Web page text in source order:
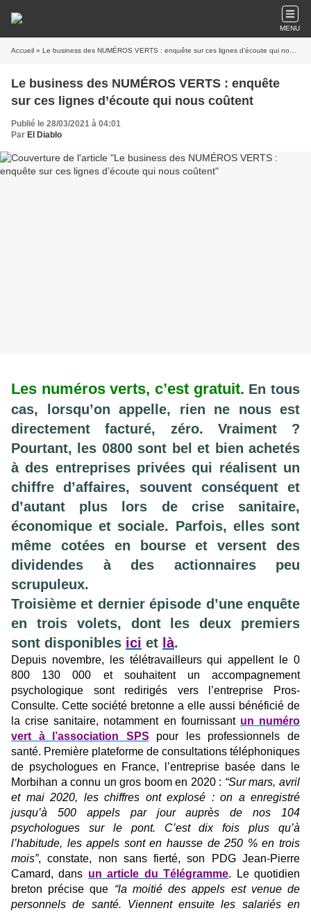
MENU
Accueil » Le business des NUMÉROS VERTS : enquête sur ces lignes d’écoute qui nous coûtent
Le business des NUMÉROS VERTS : enquête
sur ces lignes d’écoute qui nous coûtent
Publié le 28/03/2021 à 04:01
Par El Diablo
Les numéros verts, c’est gratuit. En tous
cas, lorsqu’on appelle, rien ne nous est
directement facturé, zéro. Vraiment ?
Pourtant, les 0800 sont bel et bien achetés
à des entreprises privées qui réalisent un
chiffre d’affaires, souvent conséquent et
d’autant plus lors de crise sanitaire,
économique et sociale. Parfois, elles sont
même cotées en bourse et versent des
dividendes à des actionnaires peu
scrupuleux.
Troisième et dernier épisode d’une enquête
en trois volets, dont les deux premiers
sont disponibles ici et là.
Depuis novembre, les télétravailleurs qui appellent le 0
800 130 000 et souhaitent un accompagnement
psychologique sont redirigés vers l’entreprise Pros-
Consulte. Cette société bretonne a elle aussi bénéficié de
la crise sanitaire, notamment en fournissant un numéro
vert à l’association SPS pour les professionnels de
santé. Première plateforme de consultations téléphoniques
de psychologues en France, l’entreprise basée dans le
Morbihan a connu un gros boom en 2020 : “Sur mars, avril
et mai 2020, les chiffres ont explosé : on a enregistré
jusqu’à 500 appels par jour auprès de nos 104
psychologues sur le pont. C’est dix fois plus qu’à
l’habitude, les appels sont en hausse de 250 % en trois
mois”, constate, non sans fierté, son PDG Jean-Pierre
Camard, dans un article du Télégramme. Le quotidien
breton précise que “la moitié des appels est venue de
personnels de santé. Viennent ensuite les salariés en